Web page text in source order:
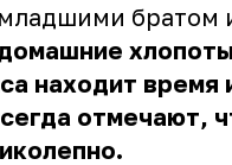
братом
находит время
отмечают,